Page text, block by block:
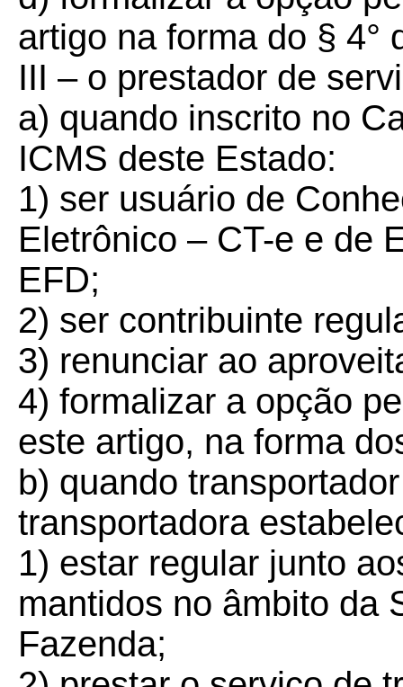
artigo na forma do § 4°
III – o prestador de
a) quando inscrito no
ICMS deste Estado:
1) ser usuário de
Eletrônico – CT-e e de
EFD;
2) ser contribuinte
3) renunciar ao
4) formalizar a opção
este artigo, na forma
b) quando
transportadora
1) estar regular junto
mantidos no âmbito da
Fazenda;